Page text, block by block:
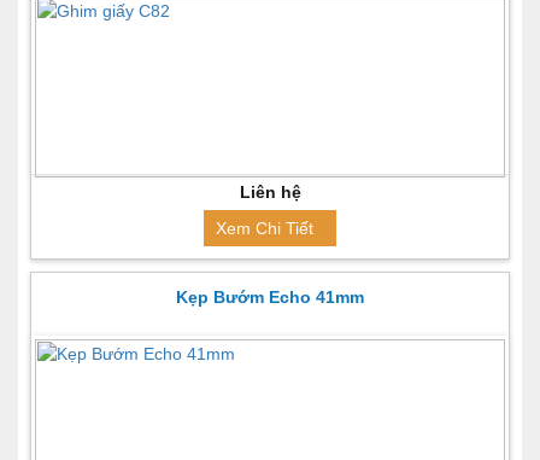
Liên hệ
Xem Chi Tiết
Kẹp Bướm Echo 41mm